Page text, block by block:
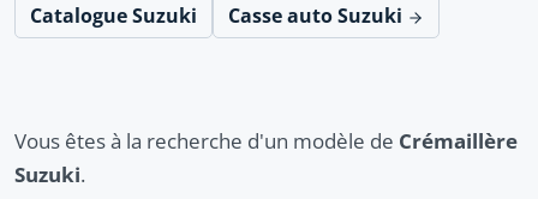
Catalogue Suzuki
Casse auto Suzuki
Vous êtes à la recherche d'un modèle de Crémaillère
Suzuki.